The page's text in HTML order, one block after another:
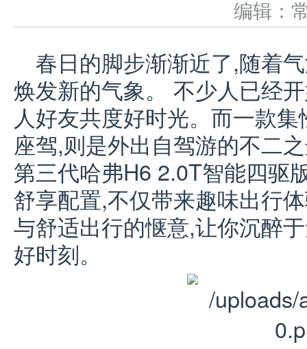
编辑
春日的脚步渐渐近了,随着
焕发新的气象。 不少人已经
人好友共度好时光。而一款
座驾,则是外出自驾游的不二
第三代哈弗H6 2.0T智能四驱
舒享配置,不仅带来趣味出行
与舒适出行的惬意,让你沉醉
好时刻。